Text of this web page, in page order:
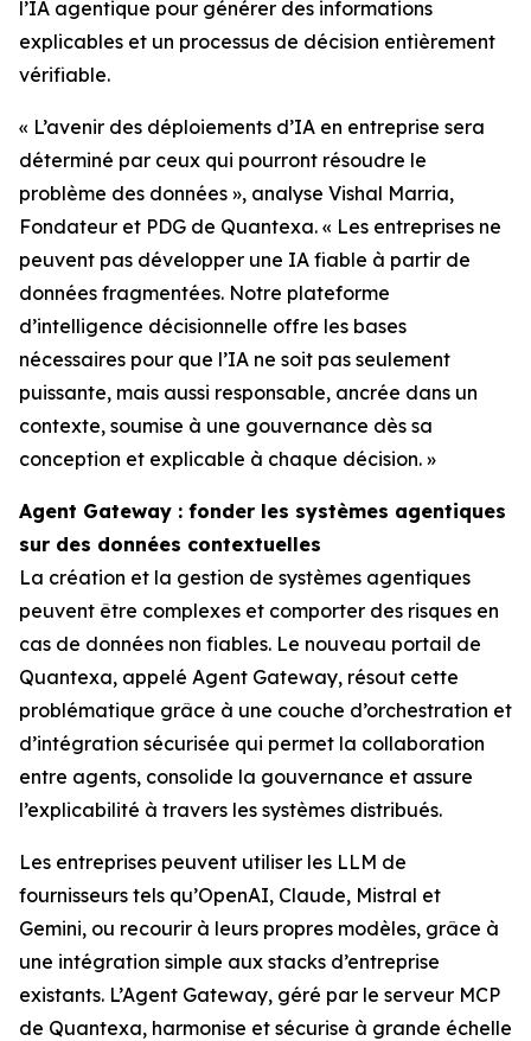
l’IA agentique pour générer des informations
explicables et un processus de décision entièrement
vérifiable.
« L’avenir des déploiements d’IA en entreprise sera
déterminé par ceux qui pourront résoudre le
problème des données », analyse Vishal Marria,
Fondateur et PDG de Quantexa. « Les entreprises ne
peuvent pas développer une IA fiable à partir de
données fragmentées. Notre plateforme
d’intelligence décisionnelle offre les bases
nécessaires pour que l’IA ne soit pas seulement
puissante, mais aussi responsable, ancrée dans un
contexte, soumise à une gouvernance dès sa
conception et explicable à chaque décision. »
Agent Gateway : fonder les systèmes agentiques
sur des données contextuelles
La création et la gestion de systèmes agentiques
peuvent être complexes et comporter des risques en
cas de données non fiables. Le nouveau portail de
Quantexa, appelé Agent Gateway, résout cette
problématique grâce à une couche d’orchestration et
d’intégration sécurisée qui permet la collaboration
entre agents, consolide la gouvernance et assure
l’explicabilité à travers les systèmes distribués.
Les entreprises peuvent utiliser les LLM de
fournisseurs tels qu’OpenAI, Claude, Mistral et
Gemini, ou recourir à leurs propres modèles, grâce à
une intégration simple aux stacks d’entreprise
existants. L’Agent Gateway, géré par le serveur MCP
de Quantexa, harmonise et sécurise à grande échelle